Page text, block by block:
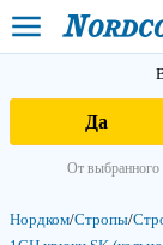
Да
От выбранного
Нордком/Стропы/